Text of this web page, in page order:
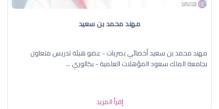
مهند محمد بن سعيد
مهند محمد بن سعيد أخصائي بصريات - عضو هيئة تدريس متعاون
بجامعة الملك سعود المؤهلات العلمية - بكالوري ...
إقرأ المزيد